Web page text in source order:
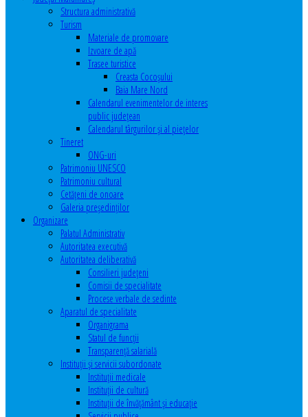
Structura administrativă
Turism
Materiale de promovare
Izvoare de apă
Trasee turistice
Creasta Cocoșului
Baia Mare Nord
Calendarul evenimentelor de interes
public judeţean
Calendarul târgurilor şi al pieţelor
Tineret
ONG-uri
Patrimoniu UNESCO
Patrimoniu cultural
Cetăţeni de onoare
Galeria președinților
Organizare
Palatul Administrativ
Autoritatea executivă
Autoritatea deliberativă
Consilieri judeţeni
Comisii de specialitate
Procese verbale de sedinte
Aparatul de specialitate
Organigrama
Statul de funcții
Transparență salarială
Instituţii şi servicii subordonate
Instituţii medicale
Instituţii de cultură
Instituţii de învăţământ şi educaţie